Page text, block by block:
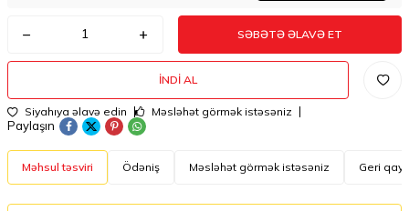
SƏBƏTƏ ƏLAVƏ ET
İNDI AL
Siyahıya əlavə edin Məsləhət görmək istəsəniz
Paylaşın
Məhsul təsviri Ödəniş Məsləhət görmək istəsəniz Geri